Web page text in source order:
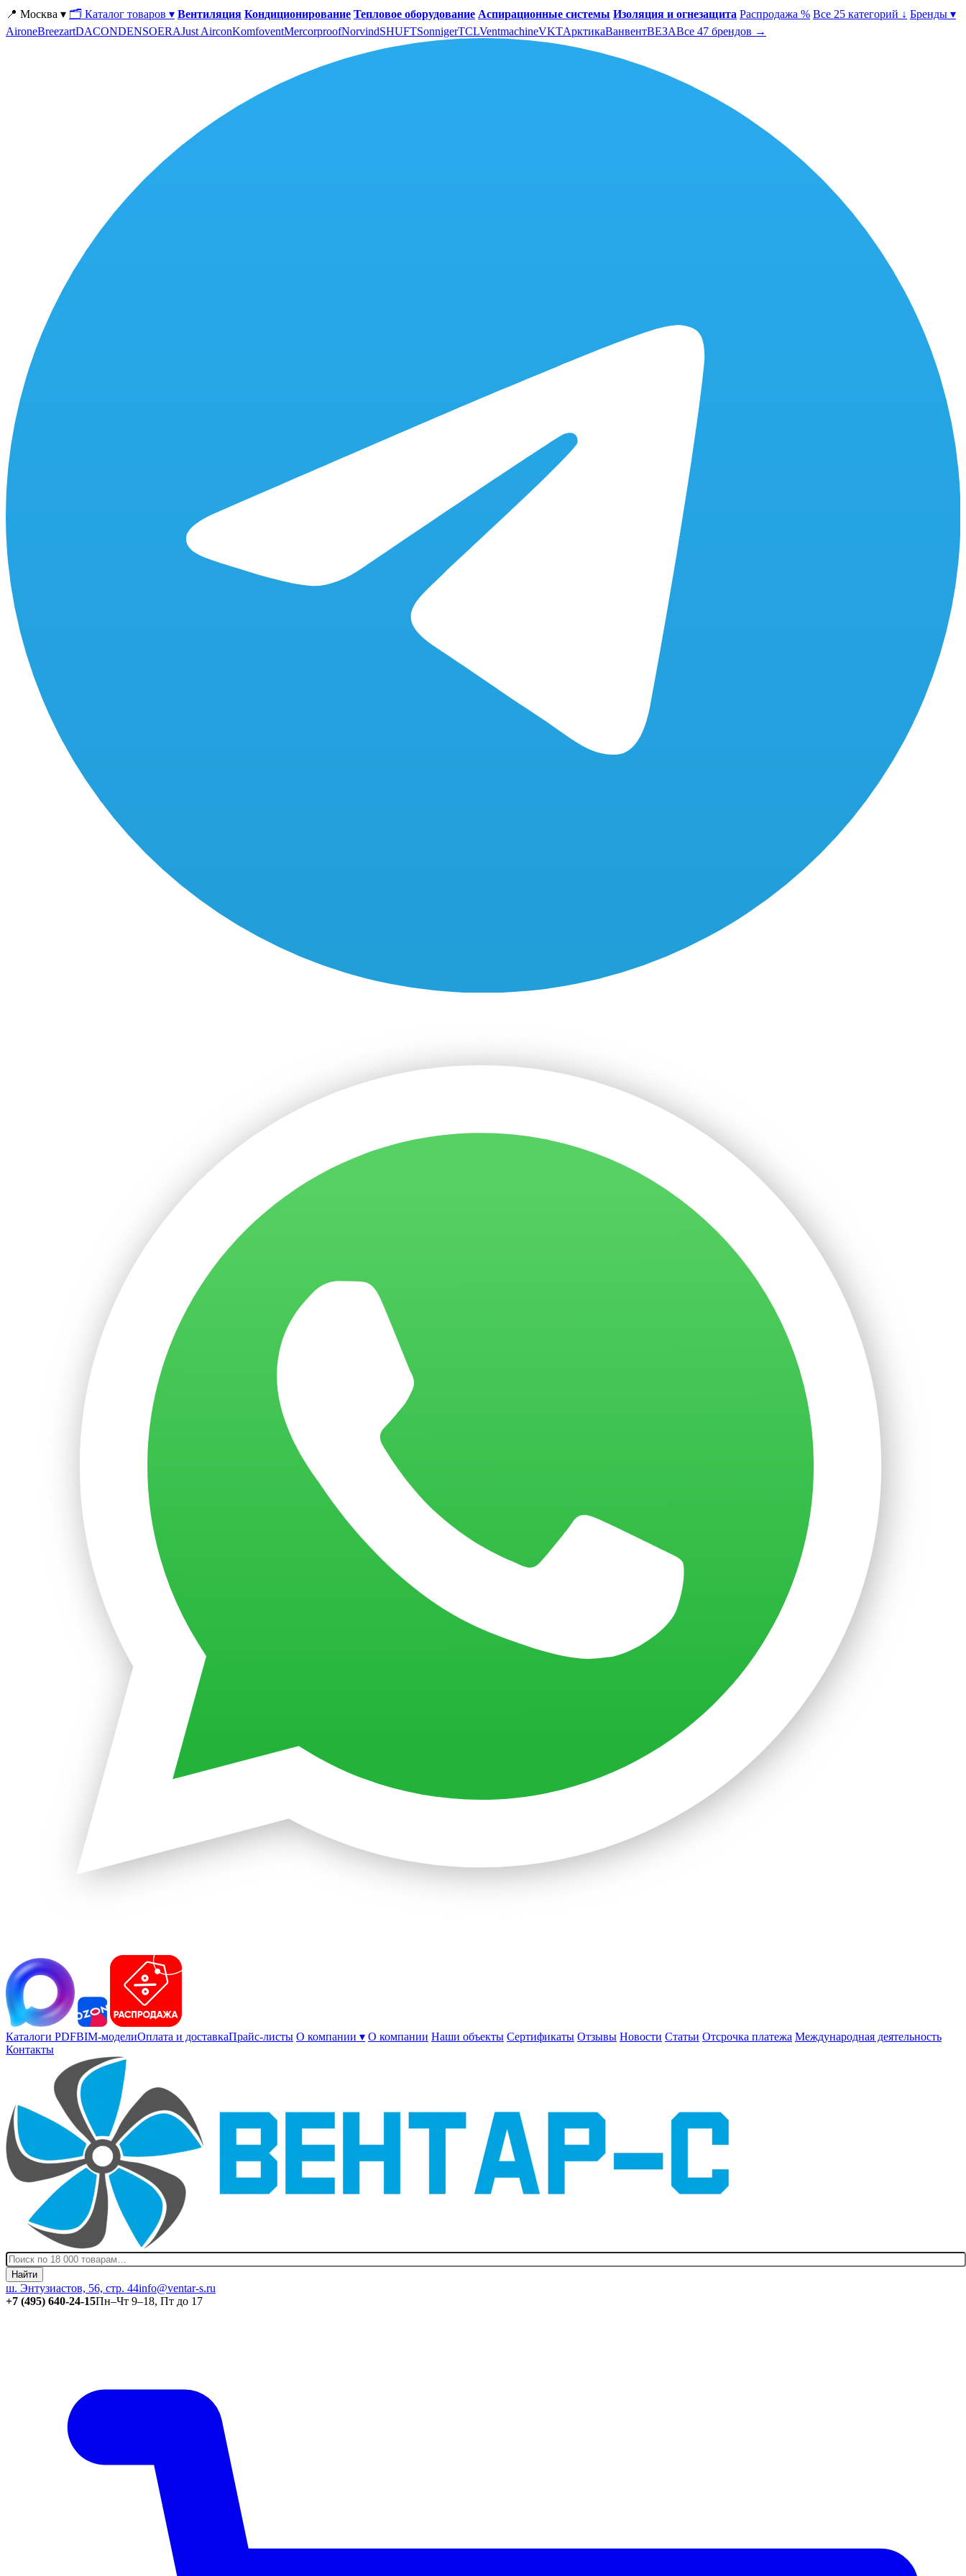
📍 Москва ▾ 🗂 Каталог товаров ▾ Вентиляция Кондиционирование Тепловое оборудование Аспирационные системы Изоляция и огнезащита Распродажа % Все 25 категорий ↓ Бренды ▾
AironeBreezartDACONDENSOERAJust AirconKomfoventMercorproofNorvindSHUFTSonnigerTCLVentmachineVKTАрктикаВанвентВЕЗАВсе 47 брендов →
Каталоги PDFBIM-моделиОплата и доставкаПрайс-листы О компании ▾ О компании Наши объекты Сертификаты Отзывы Новости Статьи Отсрочка платежа Международная деятельность
Контакты
Найти
ш. Энтузиастов, 56, стр. 44info@ventar-s.ru
+7 (495) 640-24-15Пн–Чт 9–18, Пт до 17